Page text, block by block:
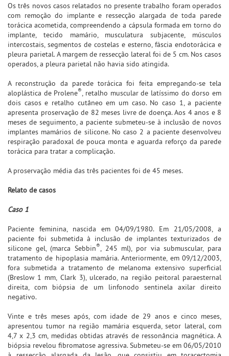
Os três novos casos relatados no presente trabalho foram operados
com remoção do implante e ressecção alargada de toda parede
torácica acometida, compreendendo a cápsula formada em torno do
implante, tecido mamário, musculatura subjacente, músculos
intercostais, segmentos de costelas e esterno, fáscia endotorácica e
pleura parietal. A margem de ressecção lateral foi de 5 cm. Nos casos
operados, a pleura parietal não havia sido atingida.
A reconstrução da parede torácica foi feita empregando-se tela
aloplástica de Prolene®
, retalho muscular de latíssimo do dorso em
dois casos e retalho cutâneo em um caso. No caso 1, a paciente
apresenta proservação de 82 meses livre de doença. Aos 4 anos e 8
meses de seguimento, a paciente submeteu-se à inclusão de novos
implantes mamários de silicone. No caso 2 a paciente desenvolveu
respiração paradoxal de pouca monta e aguarda reforço da parede
torácica para tratar a complicação.
A proservação média das três pacientes foi de 45 meses.
Relato de casos
Caso 1
Paciente feminina, nascida em 04/09/1980. Em 21/05/2008, a
paciente foi submetida à inclusão de implantes texturizados de
silicone gel, (marca Sebbin®
, 245 ml), por via submuscular, para
tratamento de hipoplasia mamária. Anteriormente, em 09/12/2003,
fora submetida a tratamento de melanoma extensivo superficial
(Breslow 1 mm, Clark 3), ulcerado, na região peitoral paraesternal
direita, com biópsia de um linfonodo sentinela axilar direito
negativo.
Vinte e três meses após, com idade de 29 anos e cinco meses,
apresentou tumor na região mamária esquerda, setor lateral, com
4,7 x 2,3 cm, medidas obtidas através de ressonância magnética. A
biópsia revelou fibromatose agressiva. Submeteu-se em 06/05/2010